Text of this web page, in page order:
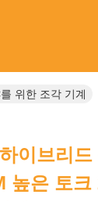
위한 조각 기계
이브리드
높은 토크